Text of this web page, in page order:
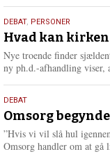
25.
juli
2026
DEBAT, PERSONER
Hvad kan
Nye troende finder
ny ph.d.-afhandling
9.
juli
2026
DEBAT
Omsorg
”Hvis vi vil slå hul
Omsorg handler om at